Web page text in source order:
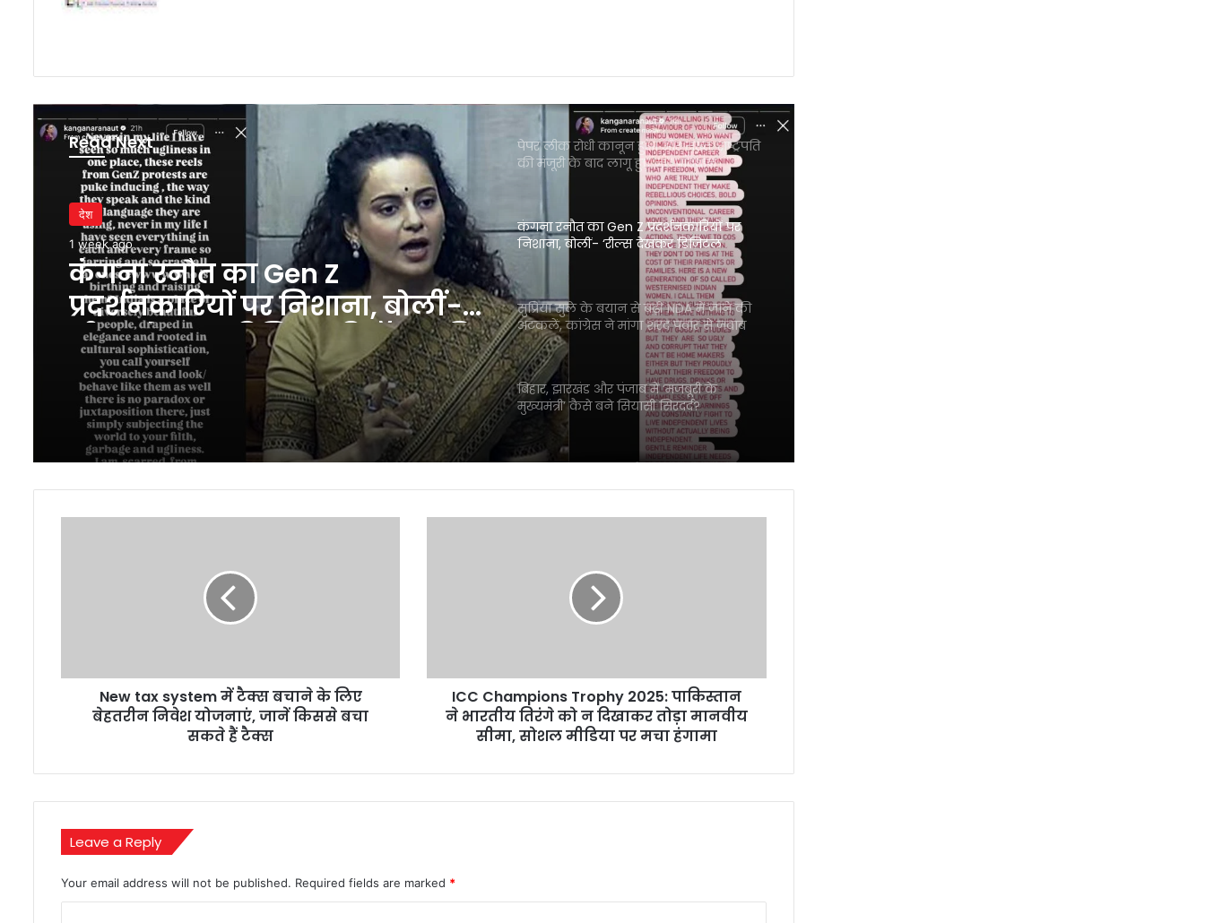
Read Next
देश
1 week ago
कंगना रनौत का Gen Z
प्रदर्शनकारियों पर निशाना, बोलीं-
‘रील्स देखकर डिजिटल डिटॉक्स की
जरूरत पड़ गई’
विदेश मंत्रालय ने जारी की अहम एडवाइजरी
पेपर लीक रोधी कानून हुआ और सख्त, राष्ट्रपति
की मंजूरी के बाद लागू हुए नए प्रावधान
कंगना रनौत का Gen Z प्रदर्शनकारियों पर
निशाना, बोलीं- ‘रील्स देखकर डिजिटल
डिटॉक्स की जरूरत पड़ गई’
सुप्रिया सुले के बयान से बढ़ीं NDA में जाने की
अटकलें, कांग्रेस ने मांगा शरद पवार से जवाब
बिहार, झारखंड और पंजाब में ‘मजबूरी के
मुख्यमंत्री’ कैसे बने सियासी सिरदर्द?
वाले सरकारी कर्मचारियों पर होगी सख्त कार्रवाई
दिखाएंगे पीएम मोदी, तैयारियां तेज
ओडिशा की नई स्कूली किताब में ‘निंबूड़ा-
निंबूड़ा’ से विवाद, पाठ्यक्रम की गुणवत्ता पर फिर
उठे सवाल
बेहतरीन
योजनाएं,
टैक्स
New tax system में टैक्स बचाने के लिए
बेहतरीन निवेश योजनाएं, जानें किससे बचा
सकते हैं टैक्स
को
दिखाकर
ICC Champions Trophy 2025: पाकिस्तान
ने भारतीय तिरंगे को न दिखाकर तोड़ा मानवीय
सीमा, सोशल मीडिया पर मचा हंगामा
Leave a Reply
Your email address will not be published. Required fields are marked *